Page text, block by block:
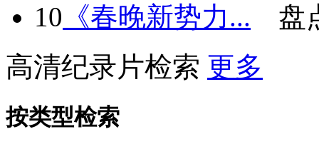
10 《春晚新势力...
盘
高清纪录片检索 更多
按类型检索